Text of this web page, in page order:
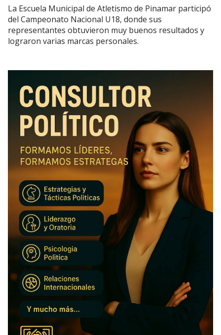
La Escuela Municipal de Atletismo de Pinamar participó
del Campeonato Nacional U18, donde sus
representantes obtuvieron muy buenos resultados y
lograron varias marcas personales.